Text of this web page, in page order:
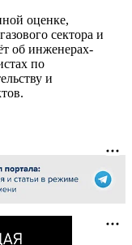
оценке,
сектора и
об инженерах-
по
и